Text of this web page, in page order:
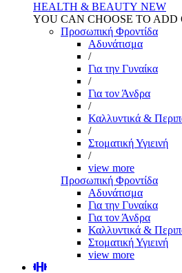
HEALTH & BEAUTY NEW
YOU CAN CHOOSE TO ADD
Προσωπική Φροντίδα
Αδυνάτισμα
/
Για την Γυναίκα
/
Για τον Άνδρα
/
Καλλυντικά &
/
Στοματική Υγιεινή
/
view more
Προσωπική Φροντίδα
Αδυνάτισμα
Για την Γυναίκα
Για τον Άνδρα
Καλλυντικά &
Στοματική Υγιεινή
view more